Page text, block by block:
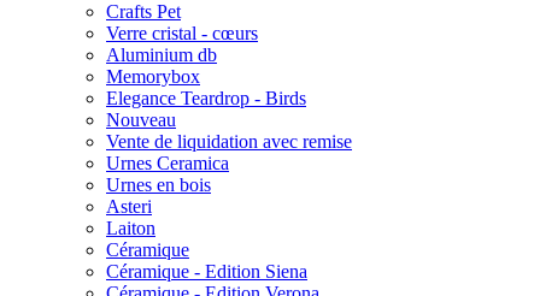
Crafts Pet
Verre cristal - cœurs
Aluminium db
Memorybox
Elegance Teardrop - Birds
Nouveau
Vente de liquidation avec remise
Urnes Ceramica
Urnes en bois
Asteri
Laiton
Céramique
Céramique - Edition Siena